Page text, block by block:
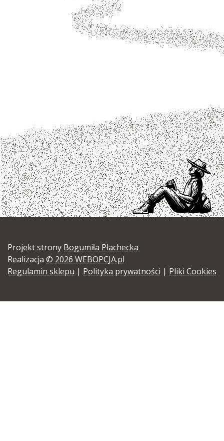
Projekt strony Bogumiła Płachecka
Realizacja © 2026 WEBOPCJA.pl
Regulamin sklepu | Polityka prywatności | Pliki Cookies